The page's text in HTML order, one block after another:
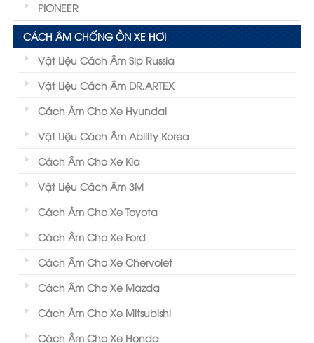
PIONEER
CÁCH ÂM CHỐNG ỒN XE HƠI
Vật Liệu Cách Âm Sip Russia
Vật Liệu Cách Âm DR,ARTEX
Cách Âm Cho Xe Hyundai
Vật Liệu Cách Âm Ability Korea
Cách Âm Cho Xe Kia
Vật Liệu Cách Âm 3M
Cách Âm Cho Xe Toyota
Cách Âm Cho Xe Ford
Cách Âm Cho Xe Chervolet
Cách Âm Cho Xe Mazda
Cách Âm Cho Xe Mitsubishi
Cách Âm Cho Xe Honda